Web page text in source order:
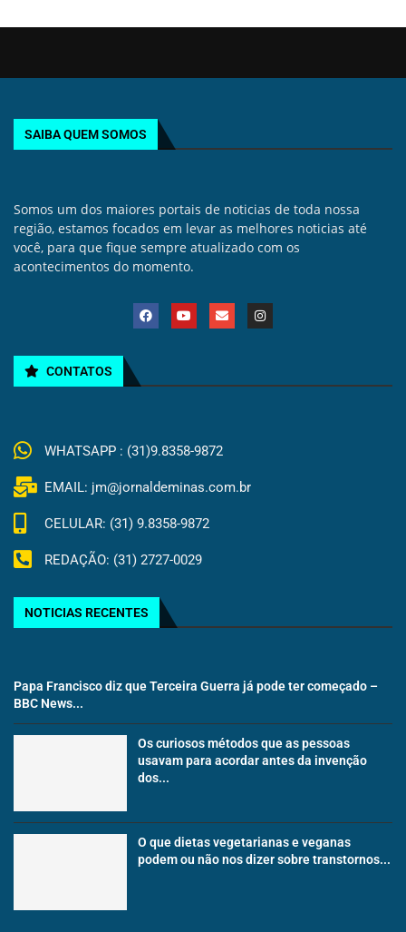
SAIBA QUEM SOMOS
Somos um dos maiores portais de noticias de toda nossa
região, estamos focados em levar as melhores noticias até
você, para que fique sempre atualizado com os
acontecimentos do momento.
CONTATOS
WHATSAPP : (31)9.8358-9872
EMAIL: jm@jornaldeminas.com.br
CELULAR: (31) 9.8358-9872
REDAÇÃO: (31) 2727-0029
NOTICIAS RECENTES
Papa Francisco diz que Terceira Guerra já pode ter começado –
BBC News...
Os curiosos métodos que as pessoas
usavam para acordar antes da invenção
dos...
O que dietas vegetarianas e veganas
podem ou não nos dizer sobre transtornos...